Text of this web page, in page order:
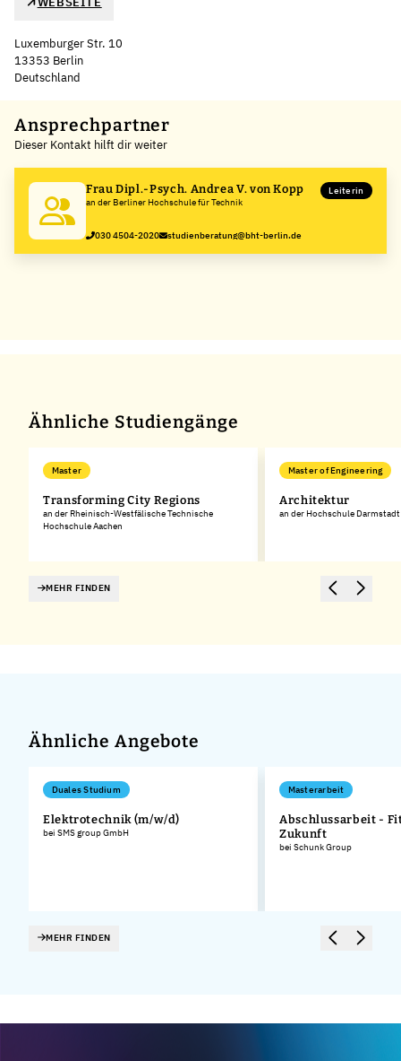
Luxemburger Str. 10
13353 Berlin
Deutschland
+
−
Ansprechpartner
Dieser Kontakt hilft dir weiter
Frau Dipl.-Psych. Andrea V. von Kopp
an der Berliner Hochschule für Technik
Leiterin
030 4504-2020 studienberatung@bht-berlin.de
Ähnliche Studiengänge
Master
Transforming City Regions
an der Rheinisch-Westfälische Technische
Hochschule Aachen
Master of Engineering
Architektur
an der Hochschule Darmstadt
MEHR FINDEN
Ähnliche Angebote
Duales Studium
Elektrotechnik (m/w/d)
bei SMS group GmbH
Masterarbeit
Abschlussarbeit -
Zukunft
bei Schunk Group
MEHR FINDEN